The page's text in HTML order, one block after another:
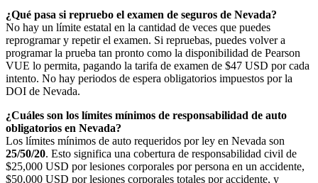
¿Qué pasa si repruebo el examen de seguros de Nevada?
No hay un límite estatal en la cantidad de veces que puedes
reprogramar y repetir el examen. Si repruebas, puedes volver a
programar la prueba tan pronto como la disponibilidad de Pearson
VUE lo permita, pagando la tarifa de examen de $47 USD por cada
intento. No hay periodos de espera obligatorios impuestos por la
DOI de Nevada.
¿Cuáles son los límites mínimos de responsabilidad de auto
obligatorios en Nevada?
Los límites mínimos de auto requeridos por ley en Nevada son
25/50/20. Esto significa una cobertura de responsabilidad civil de
$25,000 USD por lesiones corporales por persona en un accidente,
$50,000 USD por lesiones corporales totales por accidente, y